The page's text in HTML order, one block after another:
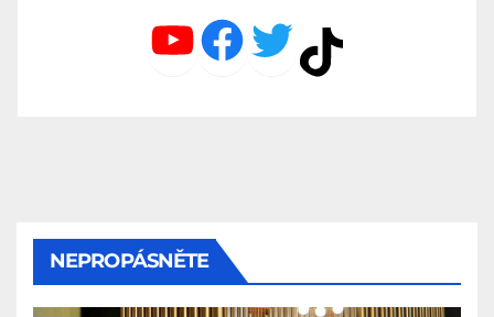
YouTube
Facebook
TwitterTikTok
NEPROPÁSNĚTE